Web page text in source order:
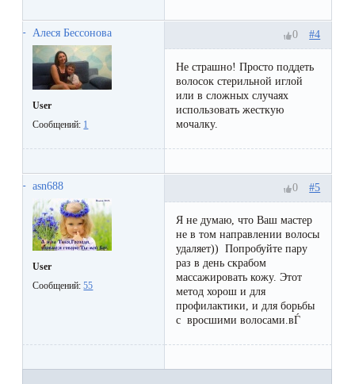
к
косметологу?
Рекомендации
по
уходу
за
кожей
после
депиляции
воском
Алеся Бессонова
User
Сообщений: 1
#4
0
Не страшно! Просто поддеть
волосок стерильной иглой
или в сложных случаях
использовать жесткую
мочалку.
asn688
User
Сообщений:55
#5
0
Я не думаю, что Ваш мастер
не в том направлении волосы
удаляет)) Попробуйте пару
раз в день скрабом
массажировать кожу. Этот
метод хорош и для
профилактики, и для борьбы
с вросшими волосами.вЃ